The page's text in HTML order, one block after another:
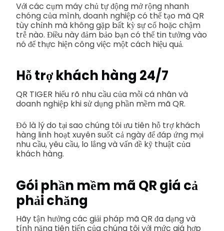
Với các cụm máy chủ tự động mở rộng nhanh
chóng của mình, doanh nghiệp có thể tạo mã QR
tùy chỉnh mà không gặp bất kỳ sự cố hoặc chậm
trễ nào. Điều này đảm bảo bạn có thể tin tưởng vào
nó để thực hiện công việc một cách hiệu quả.
Hỗ trợ khách hàng 24/7
QR TIGER hiểu rõ nhu cầu của mỗi cá nhân và
doanh nghiệp khi sử dụng phần mềm mã QR.
Đó là lý do tại sao chúng tôi ưu tiên hỗ trợ khách
hàng linh hoạt xuyên suốt cả ngày để đáp ứng mọi
nhu cầu, yêu cầu, lo lắng và vấn đề kỹ thuật của
khách hàng.
Gói phần mềm mã QR giá cả
phải chăng
Hãy tận hưởng các giải pháp mã QR đa dạng và
tính năng tiên tiến của chúng tôi với mức giá hợp